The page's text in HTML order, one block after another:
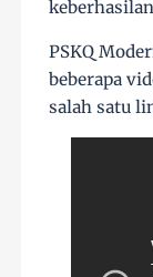
PSKQ
beberapa
salah satu